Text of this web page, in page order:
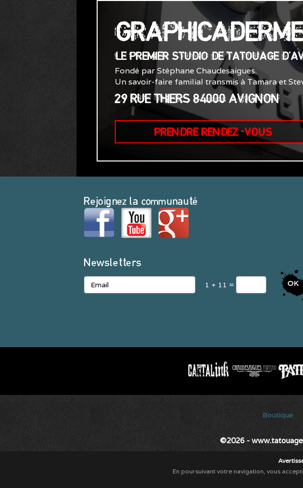
LE PREMIER STUDIO DE TATOUAGE
Fondé par Stéphane Chaudesaigues.
Un savoir-faire familial transmis à Tamara et
29 RUE THIERS 84000 AVIGNON
PRENDRE RENDEZ-VOUS
Rejoignez la communauté
Newsletters
1 + 11 = OK
Boutique
©2026 -
Restaurant-Restaurant Chaudes-aigues-
En poursuivant votre navigation, vous